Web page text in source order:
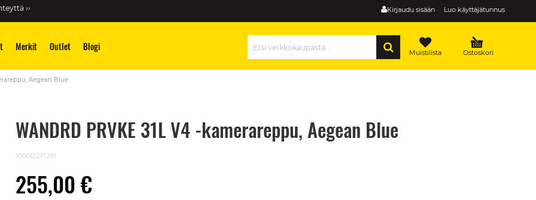
Kirjaudu sisään Luo käyttäjätunnus
››
Merkit Outlet Blogi Ostoskori
Muistilista
Aegean Blue
WANDRD PRVKE 31L V4 -kamerareppu, Aegean Blue
1000D291291
255,00 €